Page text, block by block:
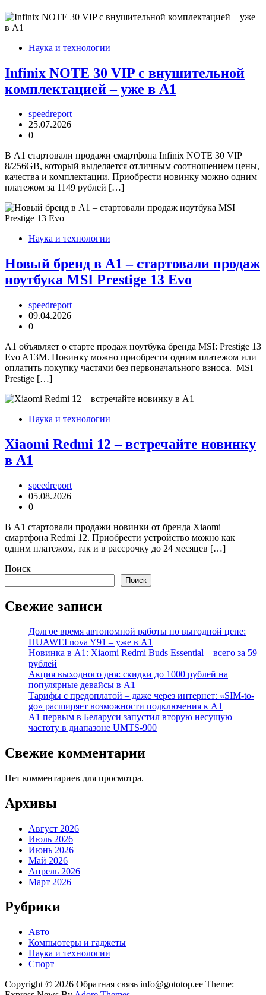
Наука и технологии
Infinix NOTE 30 VIP с внушительной
комплектацией – уже в А1
speedreport
25.07.2026
0
В А1 стартовали продажи смартфона Infinix NOTE 30 VIP
8/256GB, который выделяется отличным соотношением цены,
качества и комплектации. Приобрести новинку можно одним
платежом за 1149 рублей […]
Наука и технологии
Новый бренд в А1 – стартовали продаж
ноутбука MSI Prestige 13 Evo
speedreport
09.04.2026
0
А1 объявляет о старте продаж ноутбука бренда MSI: Prestige 13
Evo A13M. Новинку можно приобрести одним платежом или
оплатить покупку частями без первоначального взноса. MSI
Prestige […]
Наука и технологии
Xiaomi Redmi 12 – встречайте новинку
в А1
speedreport
05.08.2026
0
В А1 стартовали продажи новинки от бренда Xiaomi –
смартфона Redmi 12. Приобрести устройство можно как
одним платежом, так и в рассрочку до 24 месяцев […]
Поиск
Поиск
Свежие записи
Долгое время автономной работы по выгодной цене:
HUAWEI nova Y91 – уже в А1
Новинка в А1: Xiaomi Redmi Buds Essential – всего за 59
рублей
Акция выходного дня: скидки до 1000 рублей на
популярные девайсы в А1
Тарифы с предоплатой – даже через интернет: «SIM-to-
go» расширяет возможности подключения к А1
А1 первым в Беларуси запустил вторую несущую
частоту в диапазоне UMTS-900
Свежие комментарии
Нет комментариев для просмотра.
Архивы
Август 2026
Июль 2026
Июнь 2026
Май 2026
Апрель 2026
Март 2026
Рубрики
Авто
Компьютеры и гаджеты
Наука и технологии
Спорт
Copyright © 2026 Обратная связь info@gototop.ee Theme: